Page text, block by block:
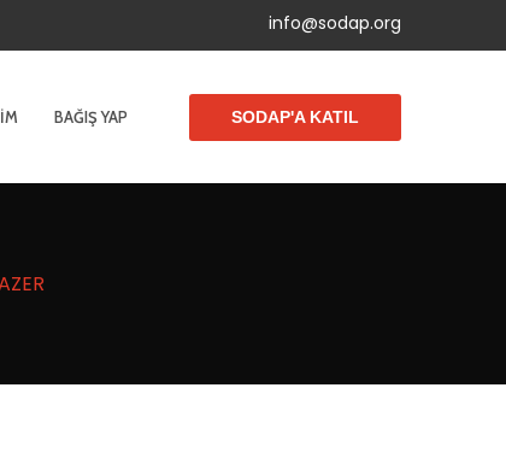
info@sodap.org
BAĞIŞ YAP SODAP'A KATIL